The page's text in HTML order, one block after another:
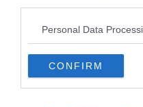
Personal Data
CONFIRM
Indiana Jones et
de Cristal